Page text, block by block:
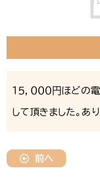
１５，０００円ほど
して頂きました。あ
前へ